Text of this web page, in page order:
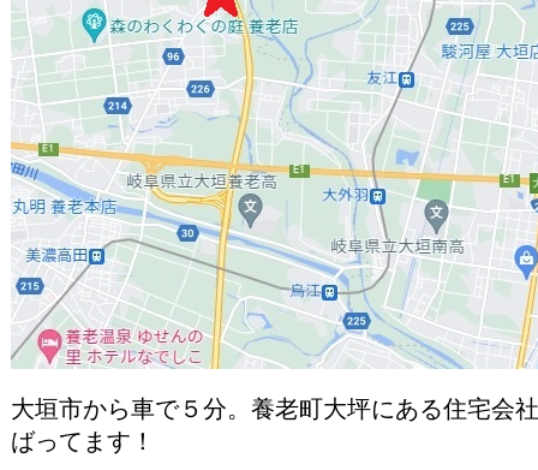
大垣市から車で５分。養老町大坪にある住宅会
ばってます！